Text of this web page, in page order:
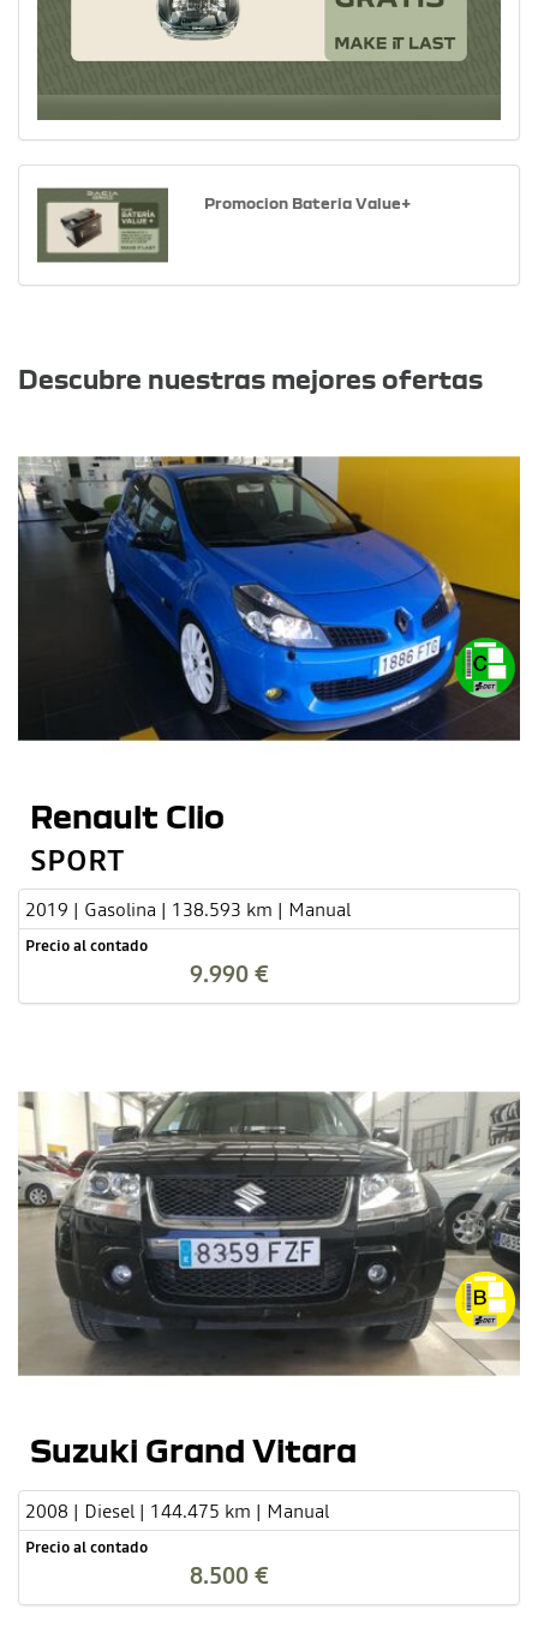
Promocion Bateria Value+
Descubre nuestras mejores ofertas
Renault Clio
SPORT
2019 | Gasolina | 138.593 km | Manual
Precio al contado
9.990 €
Suzuki Grand Vitara
2008 | Diesel | 144.475 km | Manual
Precio al contado
8.500 €